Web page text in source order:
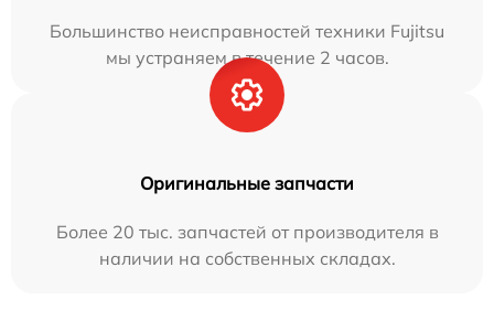
Большинство неисправностей техники Fujitsu
мы устраняем в течение 2 часов.
Оригинальные запчасти
Более 20 тыс. запчастей от производителя в
наличии на собственных складах.